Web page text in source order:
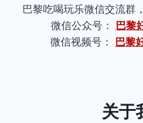
巴黎吃喝玩乐微信交流群
微信公众号： 巴黎
微信视频号： 巴黎
关于